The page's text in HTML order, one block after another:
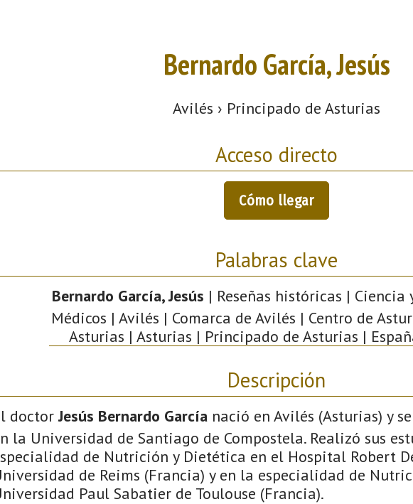
Bernardo García, Jesús
Avilés › Principado de Asturias
Acceso directo
Cómo llegar
Palabras clave
Bernardo García, Jesús | Reseñas históricas | Ciencia
Médicos | Avilés | Comarca de Avilés | Centro de
Asturias | Asturias | Principado de Asturias |
Descripción
doctorJesús Bernardo García nació en Avilés (Asturias) y
la Universidad de Santiago de Compostela. Realizó sus
de Nutrición y Dietética en el Hospital Robert
de Reims (Francia) y en la especialidad de
Paul Sabatier de Toulouse (Francia).